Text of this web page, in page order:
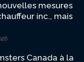
mesures
inc., mais
Canada à la